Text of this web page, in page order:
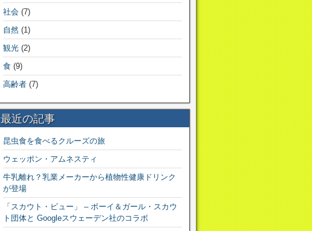
社会 (7)
自然(1)
観光(2)
食(9)
高齢者(7)
最近の記事
昆虫食を食べるクルーズの旅
ウェッポン・アムネスティ
牛乳離れ？乳業メーカーから植物性健康ドリンク
が登場
「スカウト・ビュー」 – ボーイ＆ガール・スカウ
ト団体と Googleスウェーデン社のコラボ